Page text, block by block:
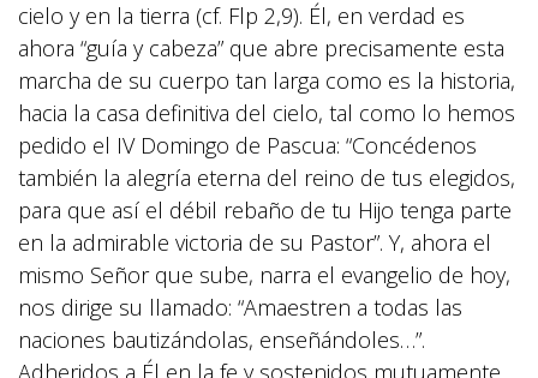
cielo y en la tierra (cf. Flp 2,9). Él, en verdad es
ahora “guía y cabeza” que abre precisamente esta
marcha de su cuerpo tan larga como es la historia,
hacia la casa definitiva del cielo, tal como lo hemos
pedido el IV Domingo de Pascua: “Concédenos
también la alegría eterna del reino de tus elegidos,
para que así el débil rebaño de tu Hijo tenga parte
en la admirable victoria de su Pastor”. Y, ahora el
mismo Señor que sube, narra el evangelio de hoy,
nos dirige su llamado: “Amaestren a todas las
naciones bautizándolas, enseñándoles…”.